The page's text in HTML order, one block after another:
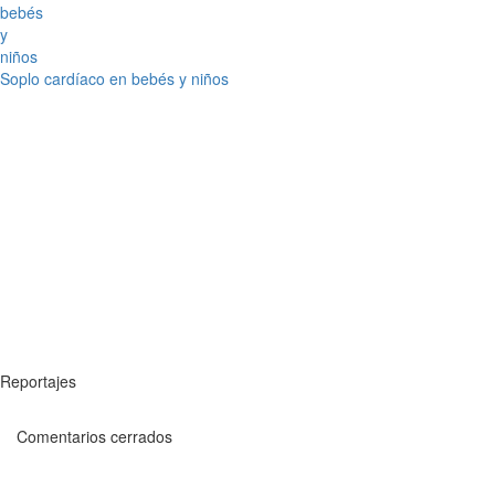
Soplo cardíaco en bebés y niños
Reportajes
Comentarios cerrados